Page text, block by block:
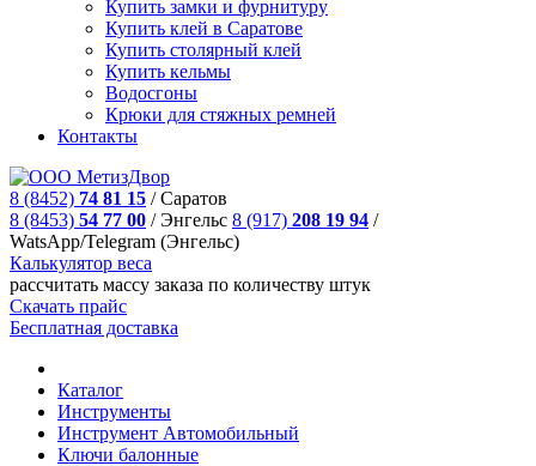
Купить замки и фурнитуру
Купить клей в Саратове
Купить столярный клей
Купить кельмы
Водосгоны
Крюки для стяжных ремней
Контакты
8 (8452) 74 81 15 /Саратов
8 (8453) 54 77 00 /Энгельс 8 (917) 208 19 94 /
WatsApp/Telegram (Энгельс)
Калькулятор веса
рассчитать массу заказа по количеству штук
Скачать прайс
Бесплатная доставка
Каталог
Инструменты
Инструмeнт Автомобильный
Ключи балонные